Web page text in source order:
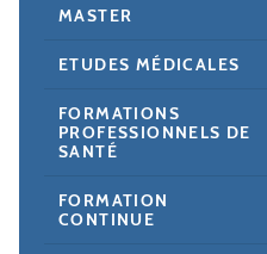
MASTER
ETUDES MÉDICALES
FORMATIONS
PROFESSIONNELS DE
SANTÉ
FORMATION
CONTINUE